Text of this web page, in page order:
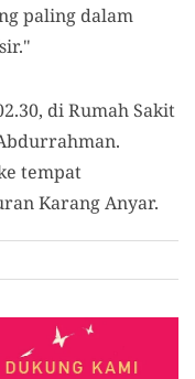
paling dalam
di Rumah Sakit
tempat
Karang Anyar.